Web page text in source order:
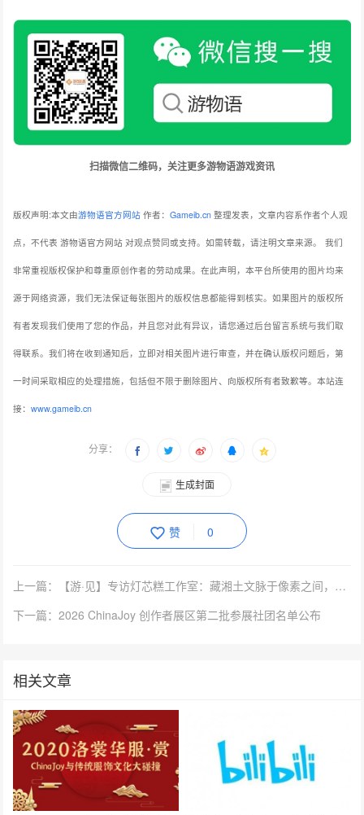
扫描微信二维码，关注更多游物语游戏资讯
版权声明:本文由游物语官方网站 作者：Gameib.cn 整理发表，文章内容系作者个人观
点，不代表 游物语官方网站 对观点赞同或支持。如需转载，请注明文章来源。 我们
非常重视版权保护和尊重原创作者的劳动成果。在此声明，本平台所使用的图片均来
源于网络资源，我们无法保证每张图片的版权信息都能得到核实。如果图片的版权所
有者发现我们使用了您的作品，并且您对此有异议，请您通过后台留言系统与我们取
得联系。我们将在收到通知后，立即对相关图片进行审查，并在确认版权问题后，第
一时间采取相应的处理措施，包括但不限于删除图片、向版权所有者致歉等。本站连
接：www.gameib.cn
分享：
生成封面
赞 0
上一篇：【游·见】专访灯芯糕工作室：藏湘土文脉于像素之间，《文庙满庭雪》书写中式治愈故事
下一篇：2026 ChinaJoy 创作者展区第二批参展社团名单公布
相关文章